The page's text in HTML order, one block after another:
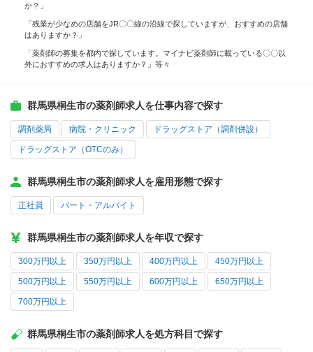
か？」
「残業が少なめの店舗をJR〇〇線の沿線で探していますが、おすすめの店舗
はありますか？」
「薬剤師の募集を都内で探しています。マイナビ薬剤師に載っている〇〇以
外におすすめの求人はありますか？」等々
群馬県桐生市の薬剤師求人を仕事内容で探す
調剤薬局 病院・クリニック ドラッグストア（調剤併設）
ドラッグストア（OTCのみ）
群馬県桐生市の薬剤師求人を雇用形態で探す
正社員 パート・アルバイト
群馬県桐生市の薬剤師求人を年収で探す
300万円以上 350万円以上 400万円以上 450万円以上
500万円以上 550万円以上 600万円以上 650万円以上
700万円以上
群馬県桐生市の薬剤師求人を処方科目で探す